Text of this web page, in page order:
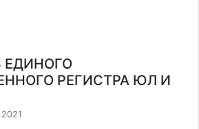
ЕДИНОГО
РЕГИСТРА ЮЛ И